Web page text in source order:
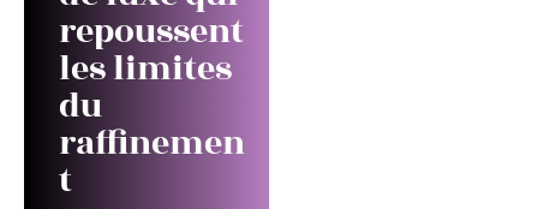
repoussent
les limites
du
raffinemen
t